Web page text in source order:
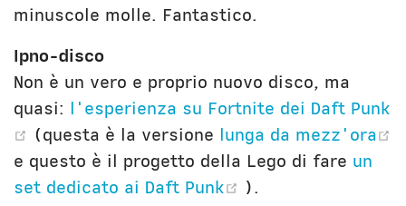
minuscole molle. Fantastico.
Ipno-disco
Non è un vero e proprio nuovo disco, ma
quasi: l'esperienza su Fortnite dei Daft Punk
(opens new window)
(questa è la versione lunga da mezz'ora
(opens new window)
e questo è il progetto della Lego di fare un
set dedicato ai Daft Punk
(opens new
).